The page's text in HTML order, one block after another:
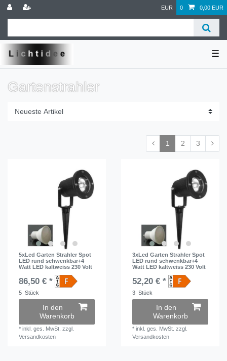
EUR 0 0,00 EUR
☰
Gartenstrahler
1 2 3
5xLed Garten Strahler Spot
LED rund schwenkbar+4
Watt LED kaltweiss 230 Volt
86,50 € *
5 Stück
In den
Warenkorb
*inkl. ges. MwSt. zzgl.
Versandkosten
3xLed Garten Strahler Spot
LED rund schwenkbar+4
Watt LED kaltweiss 230 Volt
52,20 € *
3 Stück
In den
Warenkorb
*inkl. ges. MwSt. zzgl.
Versandkosten